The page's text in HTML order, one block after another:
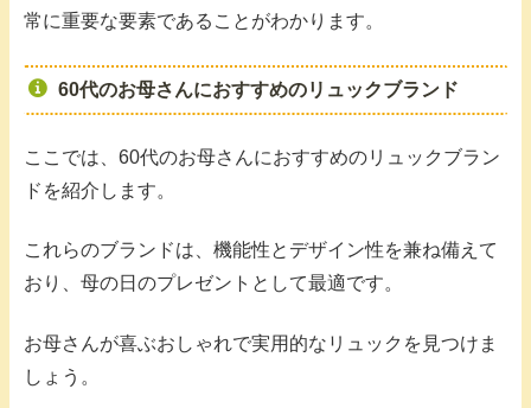
常に重要な要素であることがわかります。
60代のお母さんにおすすめのリュックブランド
ここでは、60代のお母さんにおすすめのリュックブラン
ドを紹介します。
これらのブランドは、機能性とデザイン性を兼ね備えて
おり、母の日のプレゼントとして最適です。
お母さんが喜ぶおしゃれで実用的なリュックを見つけま
しょう。